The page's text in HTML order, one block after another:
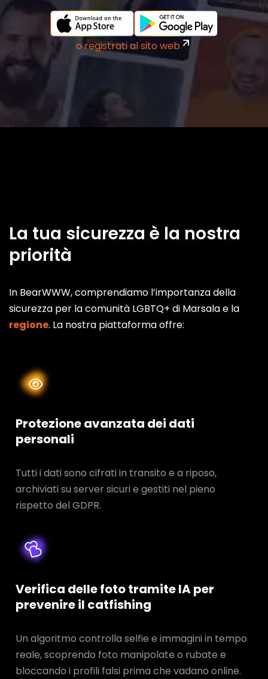
o registrati al sito web
La tua sicurezza è la nostra
priorità
In BearWWW, comprendiamo l’importanza della
sicurezza per la comunità LGBTQ+ di Marsala e la
regione. La nostra piattaforma offre:
Protezione avanzata dei dati
personali
Tutti i dati sono cifrati in transito e a riposo,
archiviati su server sicuri e gestiti nel pieno
rispetto del GDPR.
Verifica delle foto tramite IA per
prevenire il catfishing
Un algoritmo controlla selfie e immagini in tempo
reale, scoprendo foto manipolate o rubate e
bloccando i profili falsi prima che vadano online.